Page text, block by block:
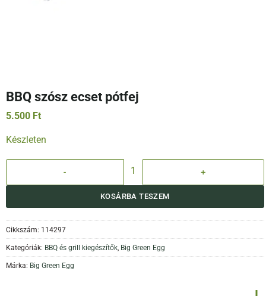
BBQ szósz ecset pótfej
5.500 Ft
Készleten
BBQ szósz ecset pótfej mennyiség
KOSÁRBA TESZEM
Cikkszám: 114297
Kategóriák: BBQ és grill kiegészítők Big Green Egg
Márka: Big Green Egg